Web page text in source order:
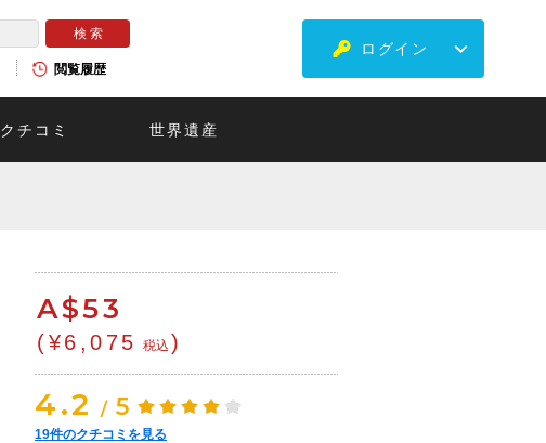
閲覧履歴
ログイン
クチコミ 世界遺産
A$53
(¥6,075 税込 )
4.2 / 5
19件のクチコミを見る